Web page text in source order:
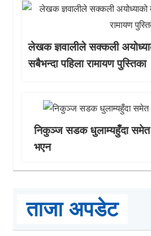
लेखक ज्ञवालीले सक्कली
सबैभन्दा पहिला रामायण पुस्तिका
निकुञ्ज सडक धुलाम्यहुँदा समेत
भएन
ताजा अपडेट